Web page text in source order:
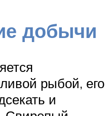
добычи
рыбой, его
и